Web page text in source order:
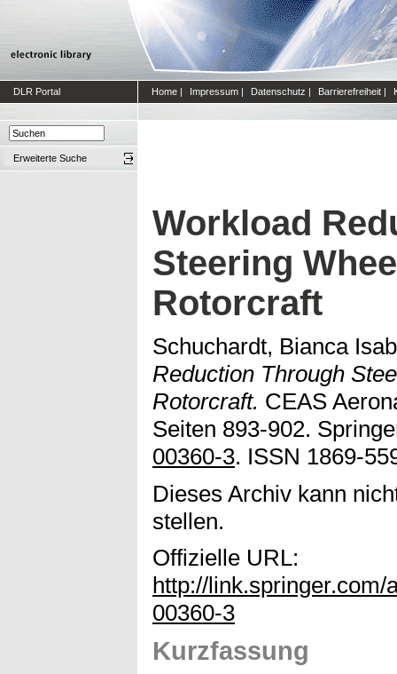
DLR Portal Home | Impressum | Datenschutz | Barrierefreiheit |
Erweiterte Suche
Workload
Steering
Rotorcraft
Schuchardt, Bianca
Reduction Through
Rotorcraft. CEAS
Seiten 893-902.
00360-3. ISSN 1869-
Dieses Archiv kann
stellen.
Offizielle URL:
http://link.springer.com/
00360-3
Kurzfassung